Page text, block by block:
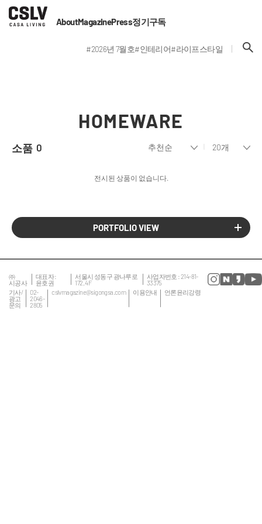
AboutMagazinePress정기구독
#2026년 7월호#인테리어#라이프스타일
HOMEWARE
소품 0
전시된 상품이 없습니다.
PORTFOLIO VIEW
㈜
시공사
대표자 :
윤호권
서울시 성동구 광나루로
172, 4F
사업자번호 : 214-81-
33375
기사/
광고
문의
02-
2046-
2805
cslvmagazine@sigongsa.com 이용안내 언론윤리강령